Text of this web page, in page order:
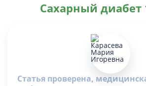
Сахарный диабет
Статья проверена,